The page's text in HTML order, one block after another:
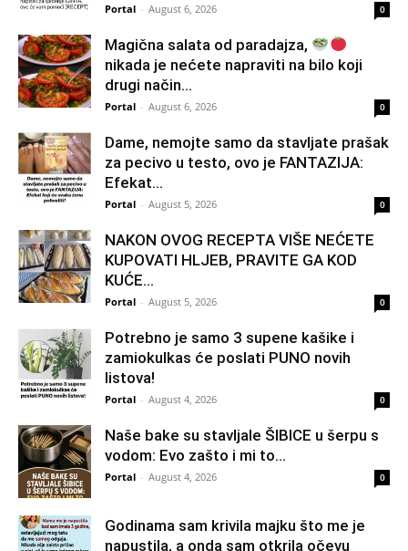
Portal - August 6, 2026 0
Magična salata od paradajza,
nikada je nećete napraviti na bilo koji
drugi način…
Portal - August 6, 2026 0
Dame, nemojte samo da stavljate prašak
za pecivo u testo, ovo je FANTAZIJA:
Efekat...
Portal - August 5, 2026 0
NAKON OVOG RECEPTA VIŠE NEĆETE
KUPOVATI HLJEB, PRAVITE GA KOD
KUĆE…
Portal - August 5, 2026 0
Potrebno je samo 3 supene kašike i
zamiokulkas će poslati PUNO novih
listova!
Portal - August 4, 2026 0
Naše bake su stavljale ŠIBICE u šerpu s
vodom: Evo zašto i mi to...
Portal - August 4, 2026 0
Godinama sam krivila majku što me je
napustila, a onda sam otkrila očevu